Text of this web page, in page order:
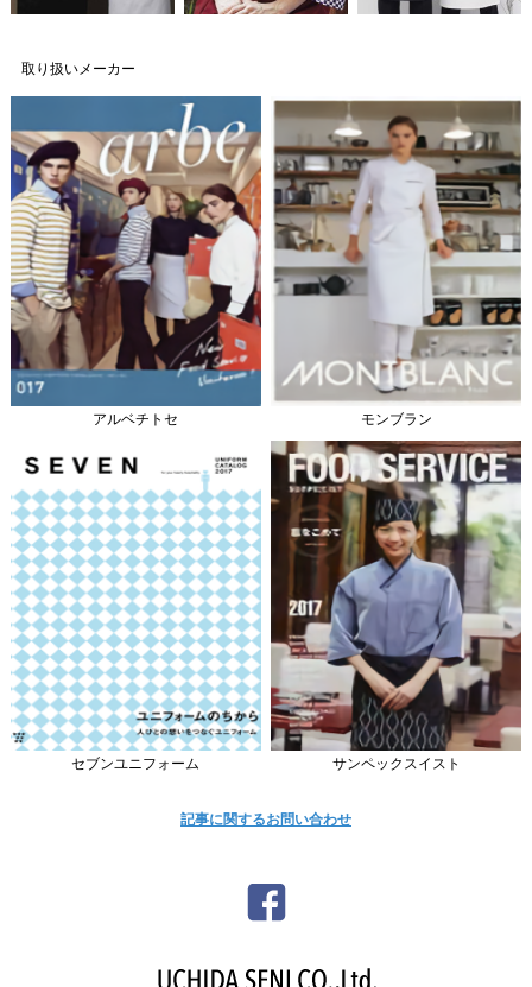
取り扱いメーカー
アルベチトセ モンブラン
セブンユニフォーム サンペックスイスト
記事に関するお問い合わせ